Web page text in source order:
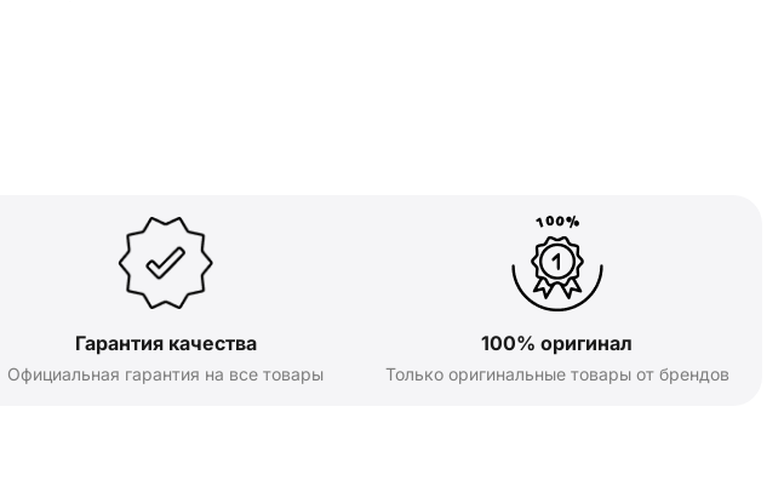
Гарантия качества
Официальная гарантия на все товары
100% оригинал
Только оригинальные товары от брендов